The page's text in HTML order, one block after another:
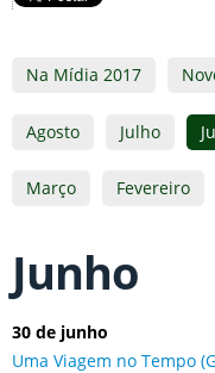
Na Mídia 2017
Agosto Julho
Março Fevereiro
Junho
30 de junho
Uma Viagem no Tempo